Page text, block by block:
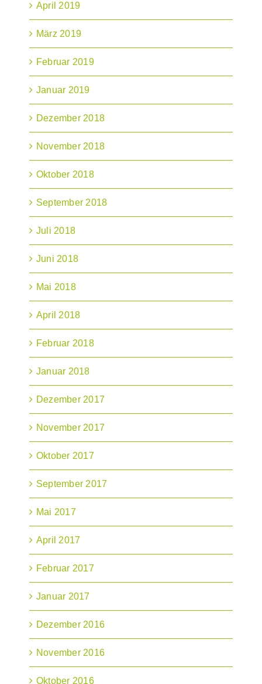
April 2019
März 2019
Februar 2019
Januar 2019
Dezember 2018
November 2018
Oktober 2018
September 2018
Juli 2018
Juni 2018
Mai 2018
April 2018
Februar 2018
Januar 2018
Dezember 2017
November 2017
Oktober 2017
September 2017
Mai 2017
April 2017
Februar 2017
Januar 2017
Dezember 2016
November 2016
Oktober 2016